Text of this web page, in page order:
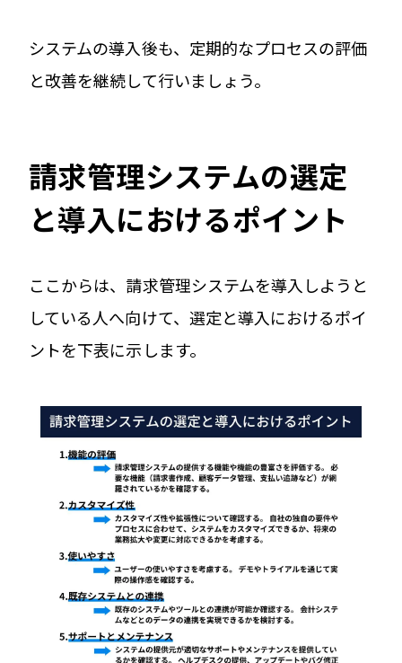
システムの導入後も、定期的なプロセスの評価
と改善を継続して行いましょう。
請求管理システムの選定
と導入におけるポイント
ここからは、請求管理システムを導入しようと
している人へ向けて、選定と導入におけるポイ
ントを下表に示します。